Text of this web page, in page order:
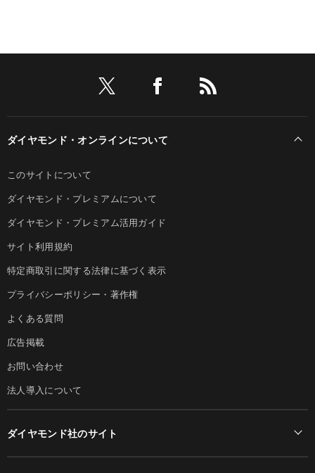
ダイヤモンド・オンラインについて
このサイトについて
ダイヤモンド・プレミアムについて
ダイヤモンド・プレミアム活用ガイド
サイト利用規約
特定商取引に関する法律に基づく表示
プライバシーポリシー・著作権
よくある質問
広告掲載
お問い合わせ
法人導入について
ダイヤモンド社のサイト